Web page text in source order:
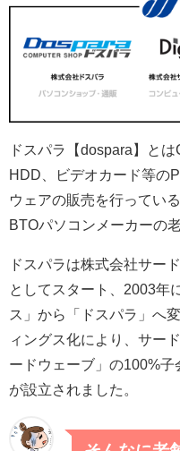
ドスパラ【dospara】と
HDD、ビデオカード等の
ウェアの販売を行ってい
BTOパソコンメーカーの
ドスパラは株式会社サー
としてスタート、2003年
ス」から「ドスパラ」へ
ィングス化により、サー
ードウェーブ」の100%子
が設立されました。